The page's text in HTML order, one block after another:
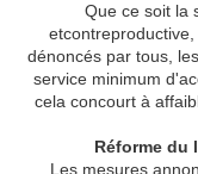
Que ce soit la
dénoncés par tous,
service minimum
cela concourt à
 Réforme
Les mesures